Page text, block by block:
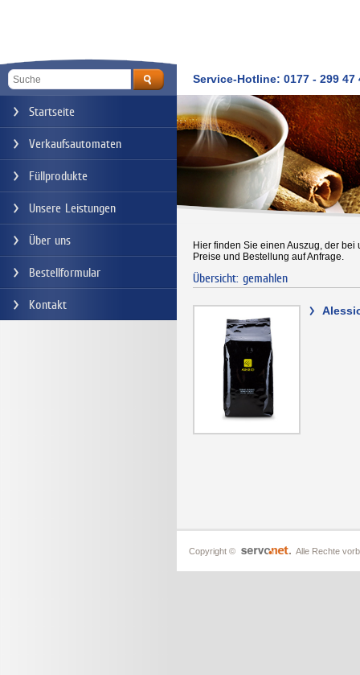
Service-Hotline: 0177 - 299 47
Startseite
Verkaufsautomaten
Füllprodukte
Unsere Leistungen
Über uns
Bestellformular
Kontakt
Hier finden Sie einen Auszug, der
Preise und Bestellung auf Anfrage.
Übersicht: gemahlen
>
Copyright © Alle Rechte